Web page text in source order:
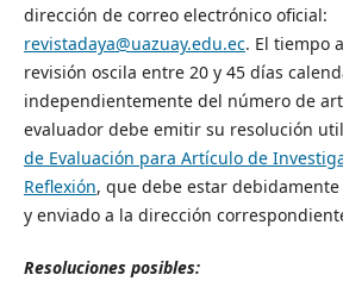
dirección de correo electrónico oficial:
revistadaya@uazuay.edu.ec. El tiempo
revisión oscila entre 20 y 45 días
independientemente del número de
evaluador debe emitir su resolución
de Evaluación para Artículo de
Reflexión, que debe estar
y enviado a la dirección
Resoluciones posibles: